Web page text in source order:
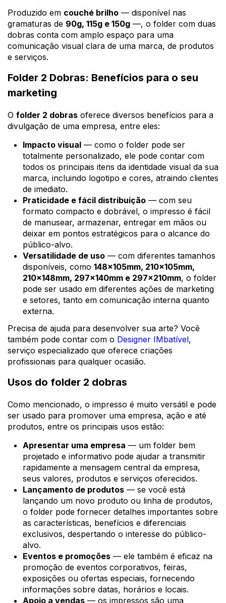
Produzido em couché brilho — disponível nas
gramaturas de 90g, 115g e 150g —, o folder com duas
dobras conta com amplo espaço para uma
comunicação visual clara de uma marca, de produtos
e serviços.
Folder 2 Dobras: Benefícios para o seu
marketing
O folder 2 dobras oferece diversos benefícios para a
divulgação de uma empresa, entre eles:
Impacto visual — como o folder pode ser
totalmente personalizado, ele pode contar com
todos os principais itens da identidade visual da sua
marca, incluindo logotipo e cores, atraindo clientes
de imediato.
Praticidade e fácil distribuição — com seu
formato compacto e dobrável, o impresso é fácil
de manusear, armazenar, entregar em mãos ou
deixar em pontos estratégicos para o alcance do
público-alvo.
Versatilidade de uso — com diferentes tamanhos
disponíveis, como 148x105mm, 210x105mm,
210x148mm, 297x140mm e 297x210mm, o folder
pode ser usado em diferentes ações de marketing
e setores, tanto em comunicação interna quanto
externa.
Precisa de ajuda para desenvolver sua arte? Você
também pode contar com o Designer IMbatível,
serviço especializado que oferece criações
profissionais para qualquer ocasião.
Usos do folder 2 dobras
Como mencionado, o impresso é muito versátil e pode
ser usado para promover uma empresa, ação e até
produtos, entre os principais usos estão:
Apresentar uma empresa — um folder bem
projetado e informativo pode ajudar a transmitir
rapidamente a mensagem central da empresa,
seus valores, produtos e serviços oferecidos.
Lançamento de produtos — se você está
lançando um novo produto ou linha de produtos,
o folder pode fornecer detalhes importantes sobre
as características, benefícios e diferenciais
exclusivos, despertando o interesse do público-
alvo.
Eventos e promoções — ele também é eficaz na
promoção de eventos corporativos, feiras,
exposições ou ofertas especiais, fornecendo
informações sobre datas, horários e locais.
Apoio a vendas — os impressos são uma